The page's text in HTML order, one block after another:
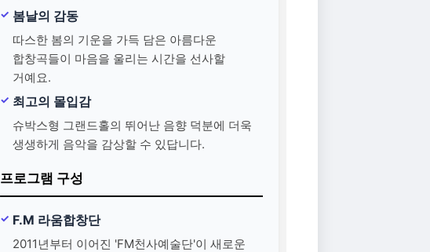
봄날의 감동
따스한 봄의 기운을 가득 담은 아름다운
합창곡들이 마음을 울리는 시간을 선사할
거예요.
최고의 몰입감
슈박스형 그랜드홀의 뛰어난 음향 덕분에 더욱
생생하게 음악을 감상할 수 있답니다.
프로그램 구성
F.M 라움합창단
2011년부터 이어진 'FM천사예술단'이 새로운